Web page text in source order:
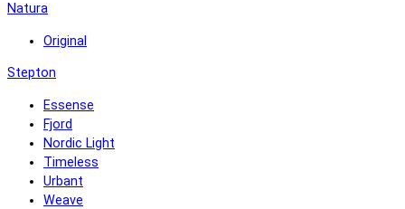
Natura
Original
Stepton
Essense
Fjord
Nordic Light
Timeless
Urbant
Weave